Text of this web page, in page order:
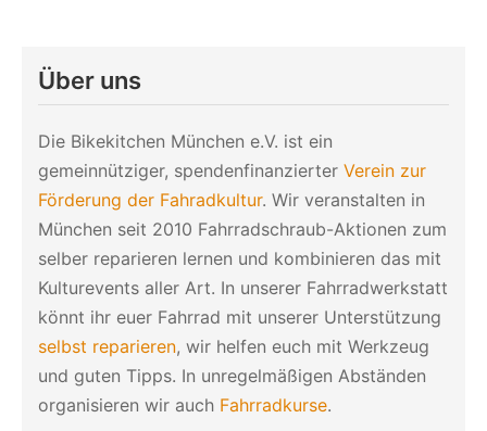
Über uns
Die Bikekitchen München e.V. ist ein
gemeinnütziger, spendenfinanzierter Verein zur
Förderung der Fahradkultur. Wir veranstalten in
München seit 2010 Fahrradschraub-Aktionen zum
selber reparieren lernen und kombinieren das mit
Kulturevents aller Art. In unserer Fahrradwerkstatt
könnt ihr euer Fahrrad mit unserer Unterstützung
selbst reparieren, wir helfen euch mit Werkzeug
und guten Tipps. In unregelmäßigen Abständen
organisieren wir auch Fahrradkurse.